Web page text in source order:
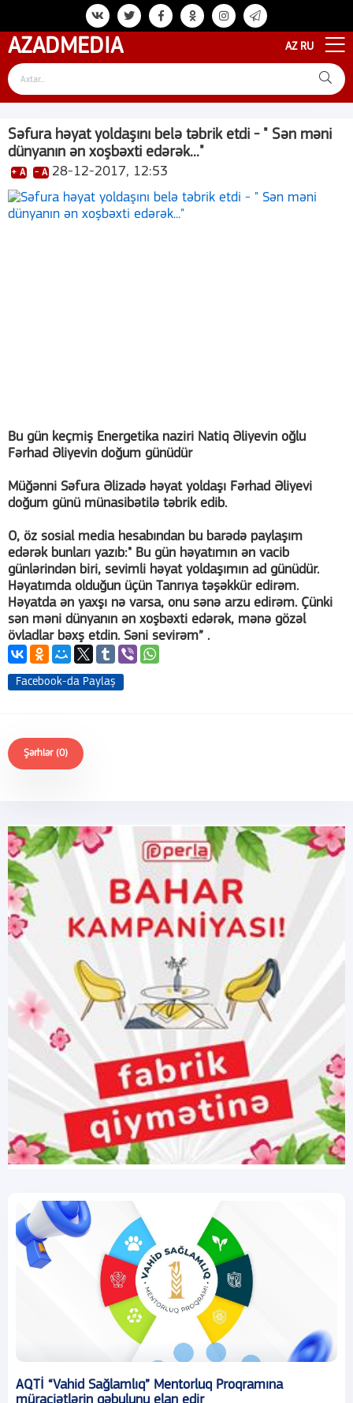
AZADMEDIA AZ RU
Səfura həyat yoldaşını belə təbrik etdi - " Sən məni
dünyanın ən xoşbəxti edərək..."
+ A - A 28-12-2017, 12:53
Bu gün keçmiş Energetika naziri Natiq Əliyevin oğlu
Fərhad Əliyevin doğum günüdür
Müğənni Səfura Əlizadə həyat yoldaşı Fərhad Əliyevi
doğum günü münasibətilə təbrik edib.
O, öz sosial media hesabından bu barədə paylaşım
edərək bunları yazıb:" Bu gün həyatımın ən vacib
günlərindən biri, sevimli həyat yoldaşımın ad günüdür.
Həyatımda olduğun üçün Tanrıya təşəkkür edirəm.
Həyatda ən yaxşı nə varsa, onu sənə arzu edirəm. Çünki
sən məni dünyanın ən xoşbəxti edərək, mənə gözəl
övladlar bəxş etdin. Səni sevirəm” .
Facebook-da Paylaş
Şərhlər (0)
AQTİ “Vahid Sağlamlıq” Mentorluq Proqramına